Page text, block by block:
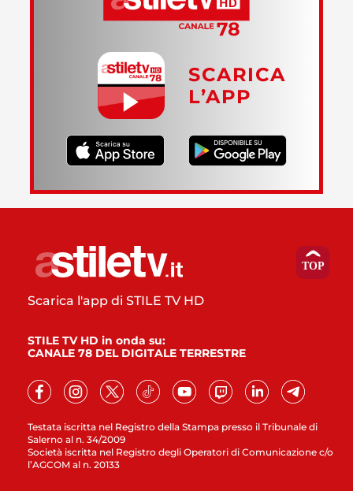
SCARICA
L’APP
Testata iscritta nel Registro della Stampa presso il Tribunale di
Salerno al n. 34/2009
Società iscritta nel Registro degli Operatori di Comunicazione c/o
l’AGCOM al n. 20133
Scarica l'app di STILE TV HD
STILE TV HD in onda su:
CANALE 78 DEL DIGITALE TERRESTRE